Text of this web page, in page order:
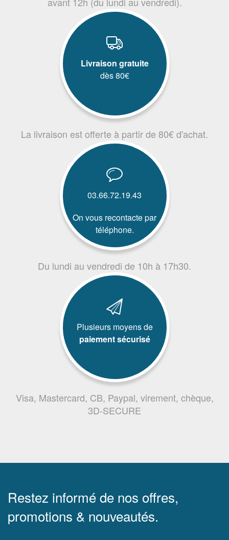
Livraison gratuite
dès 80€
La livraison est offerte à partir de 80€ d'achat.
03.66.72.19.43
On vous recontacte par
téléphone.
Du lundi au vendredi de 10h à 17h30.
Plusieurs moyens de
paiement sécurisé
Visa, Mastercard, CB, Paypal, virement, chèque,
3D-SECURE
Restez informé de nos offres,
promotions & nouveautés.